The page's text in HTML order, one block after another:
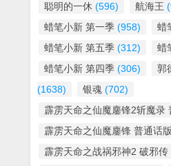
聪明的一休 (596) 航海王
蜡笔小新 第一季 (958) 蜡
蜡笔小新 第五季 (312) 蜡
蜡笔小新 第四季 (306)
郭
(1638)
银魂 (702)
霹雳天命之仙魔鏖锋2斩魔录
霹雳天命之仙魔鏖锋 普通话版
霹雳天命之战祸邪神2 破邪传